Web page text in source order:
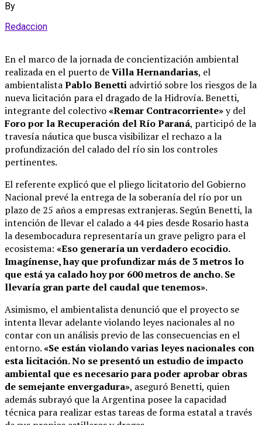
By
Redaccion
En el marco de la jornada de concientización ambiental
realizada en el puerto deVilla Hernandarias, el
ambientalistaPablo Benetti advirtió sobre los riesgos de la
nueva licitación para el dragado de la Hidrovía.Benetti,
integrante del colectivo«Remar Contracorriente»y del
Foro por la Recuperación del Río Paraná, participó de la
travesía náutica que busca visibilizar el rechazo a la
profundización del calado del río sin los controles
pertinentes.
El referente explicó que el pliego licitatorio del Gobierno
Nacional prevé la entrega de la soberanía del río por un
plazo de 25 años a empresas extranjeras. Según Benetti, la
intención de llevar el calado a 44 pies desde Rosario hasta
la desembocadura representaría un grave peligro para el
ecosistema: «Eso generaría un verdadero ecocidio.
Imagínense, hay que profundizar más de 3 metros lo
que está ya calado hoy por 600 metros de ancho. Se
llevaría gran parte del caudal que tenemos».
Asimismo, el ambientalista denunció que el proyecto se
intenta llevar adelante violando leyes nacionales al no
contar con un análisis previo de las consecuencias en el
entorno.«Se están violando varias leyes nacionales con
esta licitación. No se presentó un estudio de impacto
ambiental que es necesario para poder aprobar obras
de semejante envergadura», aseguró Benetti, quien
además subrayó que la Argentina posee la capacidad
técnica para realizar estas tareas de forma estatal a través